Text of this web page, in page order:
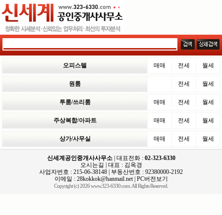
오피스텔 매매 전세 월세
원룸 전세 월세
투룸/쓰리룸 매매 전세 월세
주상복합/아파트 매매 전세 월세
상가/사무실 매매 전세 월세
신세계공인중개사사무소| 대표전화 : 02-323-6330
오시는길
| 대표 : 김옥경
사업자번호 : 215-06-38148 | 부동산번호 : 92380000-2192
이메일 : 28kokkok@hanmail.net| PC버전보기
Copyright (c) 2026 www.323-6330.com. All Rights Reserved.